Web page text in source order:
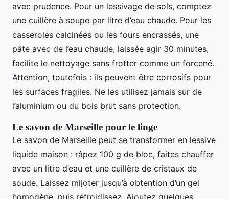
avec prudence. Pour un lessivage de sols, comptez
une cuillère à soupe par litre d’eau chaude. Pour les
casseroles calcinées ou les fours encrassés, une
pâte avec de l’eau chaude, laissée agir 30 minutes,
facilite le nettoyage sans frotter comme un forcené.
Attention, toutefois : ils peuvent être corrosifs pour
les surfaces fragiles. Ne les utilisez jamais sur de
l’aluminium ou du bois brut sans protection.
Le savon de Marseille pour le linge
Le savon de Marseille peut se transformer en lessive
liquide maison : râpez 100 g de bloc, faites chauffer
avec un litre d’eau et une cuillère de cristaux de
soude. Laissez mijoter jusqu’à obtention d’un gel
homogène, puis refroidissez. Ajoutez quelques